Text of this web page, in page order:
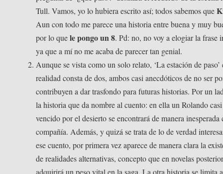
Tull. Vamos, yo lo hubiera escrito así; todos sabemos que
Aun con todo me parece una historia entre buena y muy
por lo quele pongo un 8. Pd: no, no voy a elogiar la frase
ya que a mí no me acaba de parecer tan genial.
Aunque se vista como un solo relato, ‘La estación de paso’
realidad consta de dos, ambos casi anecdóticos de no ser
contribuyen a dar trasfondo para futuras historias. Por un
la historia que da nombre al cuento: en ella un Rolando casi
vencido por el desierto se encontrará de manera inesperada
compañía. Además, y quizá se trata de lo de verdad
ese cuento, por primera vez aparece de manera clara la
de realidades alternativas, concepto que en novelas
adquirirá un peso vital en la saga. La otra historia se limita